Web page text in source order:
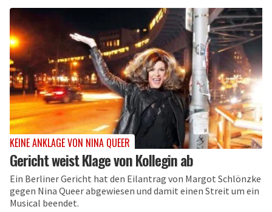
KEINE ANKLAGE VON NINA QUEER
Gericht weist Klage von Kollegin ab
Ein Berliner Gericht hat den Eilantrag von Margot Schlönzke
gegen Nina Queer abgewiesen und damit einen Streit um ein
Musical beendet.